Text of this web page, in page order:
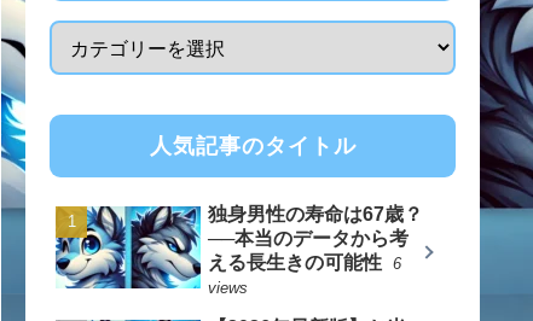
人気記事のタイトル
独身男性の寿命は67歳？
──本当のデータから考
える長生きの可能性 6
views